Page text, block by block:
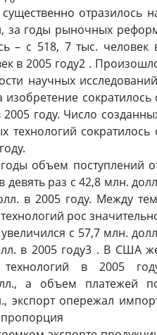
отразилось
за годы рыночных
– с 518, 7 тыс. человек
в 2005 году2 .
научных
сократилось
году. Число
технологий сократилось
объем поступлений
девять раз с 42,8 млн.
в 2005 году. Между
рос
с 57,7 млн.
в 2005 году3 . В США
технологий в 2005
а объем платежей
экспорт опережал
пропорция